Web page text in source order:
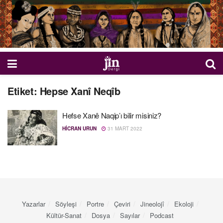
Etiket: Hepse Xanî Neqîb
Hefse Xanê Naqip’ı bilir misiniz?
HICRAN URUN 31 MART 2022
Yazarlar Söyleşi Portre Çeviri Jineolojî
Ekoloji
Kültür-Sanat
Dosya Sayılar Podcast